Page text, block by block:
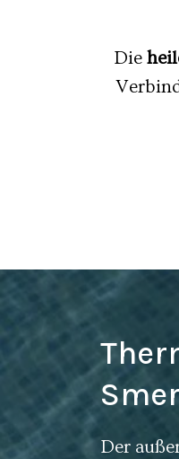
Die
Der